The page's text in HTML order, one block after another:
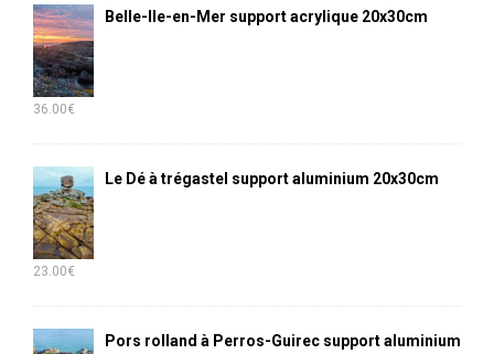
Belle-Ile-en-Mer support acrylique 20x30cm
36.00€
Le Dé à trégastel support aluminium 20x30cm
23.00€
Pors rolland à Perros-Guirec support aluminium